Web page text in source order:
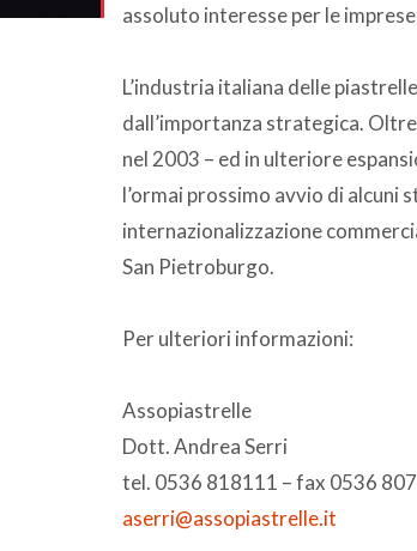
assoluto interesse per le
L’industria italiana delle
dall’importanza strategica.
nel 2003 – ed in ulteriore
l’ormai prossimo avvio di alcuni
internazionalizzazione
San Pietroburgo.
Per ulteriori informazioni:
Assopiastrelle
Dott. Andrea Serri
tel. 0536 818111 – fax 0536
aserri@assopiastrelle.it